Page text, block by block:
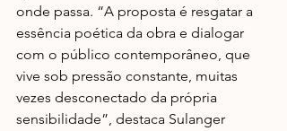
onde passa. “A proposta é resgatar a
essência poética da obra e dialogar
com o público contemporâneo, que
vive sob pressão constante, muitas
vezes desconectado da própria
sensibilidade”, destaca Sulanger